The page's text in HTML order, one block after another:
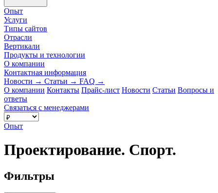
Опыт
Услуги
Типы сайтов
Отрасли
Вертикали
Продукты и технологии
О компании
Контактная информация
Новости → Статьи → FAQ →
О компании Контакты Прайс-лист Новости Статьи Вопросы и
ответы
Связаться с менеджерами
Опыт
Проектирование. Спорт.
Фильтры